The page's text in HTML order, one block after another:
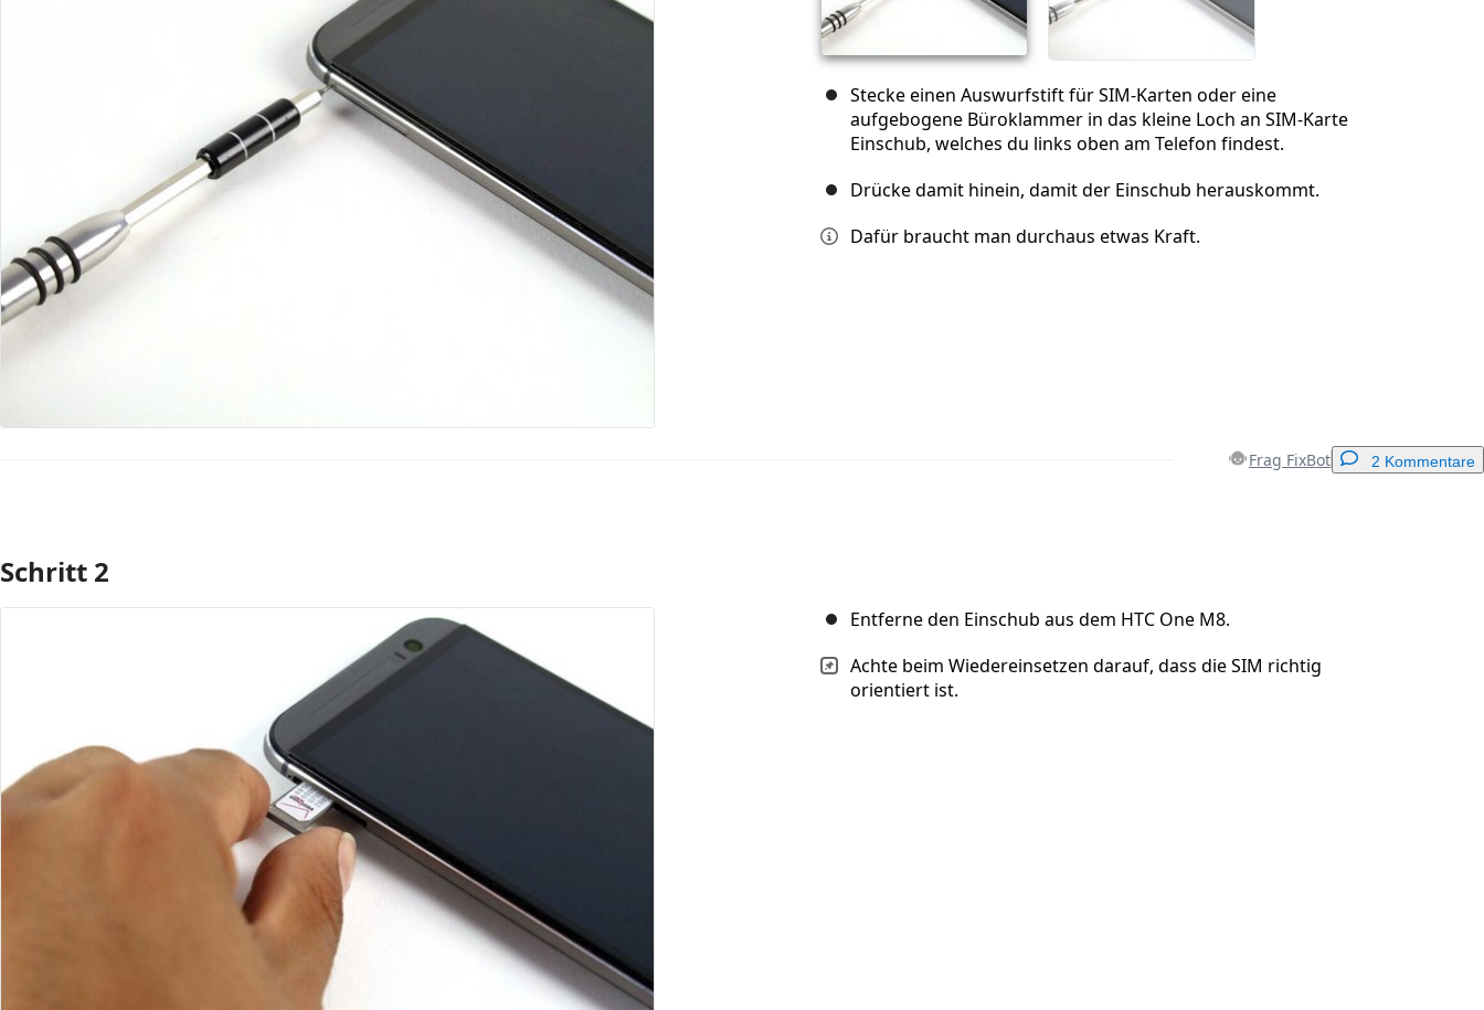
Stecke einen Auswurfstift für SIM-Karten oder eine
aufgebogene Büroklammer in das kleine Loch an SIM-Karte
Einschub, welches du links oben am Telefon findest.
Drücke damit hinein, damit der Einschub herauskommt.
Dafür braucht man durchaus etwas Kraft.
Frag FixBot 2 Kommentare
Kommentar hinzufügen
Abbrechen
Schritt 2
Entferne den Einschub aus dem HTC One M8.
Achte beim Wiedereinsetzen darauf, dass die SIM richtig
orientiert ist.